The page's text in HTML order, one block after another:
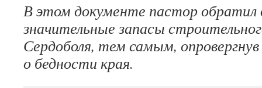
В этом документе пастор обратил
значительные запасы
Сердоболя, тем самым,
о бедности края.